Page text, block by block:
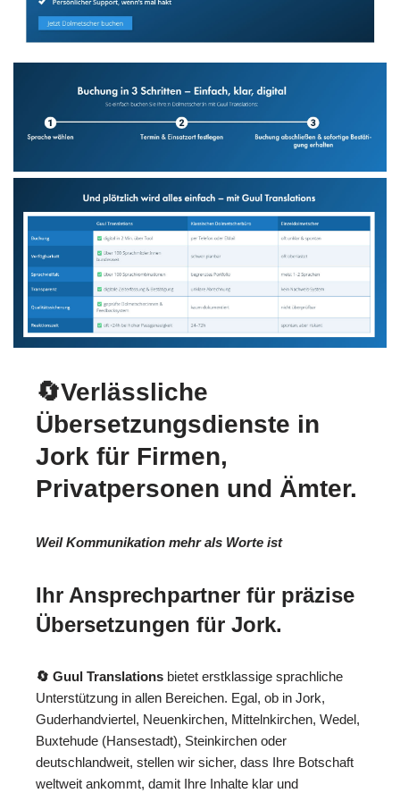
🔄Verlässliche
Übersetzungsdienste in
Jork für Firmen,
Privatpersonen und Ämter.
Weil Kommunikation mehr als Worte ist
Ihr Ansprechpartner für präzise
Übersetzungen für Jork.
🔄 Guul Translations bietet erstklassige sprachliche
Unterstützung in allen Bereichen. Egal, ob in Jork,
Guderhandviertel, Neuenkirchen, Mittelnkirchen, Wedel,
Buxtehude (Hansestadt), Steinkirchen oder
deutschlandweit, stellen wir sicher, dass Ihre Botschaft
weltweit ankommt, damit Ihre Inhalte klar und